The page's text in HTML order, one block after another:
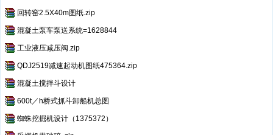
回转窑2.5X40m图纸.zip
混凝土泵车泵送系统=1628844
工业液压减压阀.zip
QDJ2519减速起动机图纸475364.zip
混凝土搅拌斗设计
600t／h桥式抓斗卸船机总图
蜘蛛挖掘机设计（1375372）